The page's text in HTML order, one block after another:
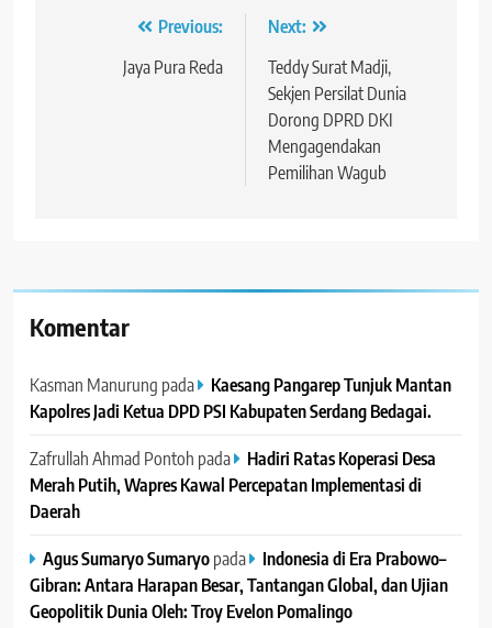
Navigasi Previous:
Jaya Pura Reda
Next:
Teddy Surat Madji,
Sekjen Persilat Dunia
Dorong DPRD DKI
Mengagendakan
Pemilihan Wagub
Komentar
Kasman Manurung pada
Kaesang Pangarep Tunjuk Mantan
Kapolres Jadi Ketua DPD PSI Kabupaten Serdang Bedagai. ‎ ‎
Zafrullah Ahmad Pontoh pada
Hadiri Ratas Koperasi Desa
Merah Putih, Wapres Kawal Percepatan Implementasi di
Daerah
Agus Sumaryo Sumaryopada
Indonesia di Era Prabowo–
Gibran: Antara Harapan Besar, Tantangan Global, dan Ujian
Geopolitik Dunia Oleh: Troy Evelon Pomalingo